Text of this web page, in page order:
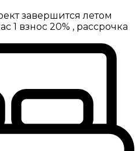
завершится летом
1 взнос 20% , рассрочка